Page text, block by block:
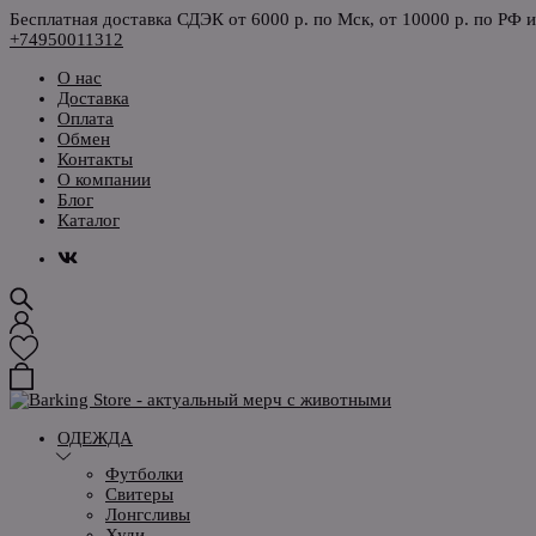
Бесплатная доставка СДЭК от 6000 р. по Мск, от 10000 р. по РФ
+74950011312
О нас
Доставка
Оплата
Обмен
Контакты
О компании
Блог
Каталог
ОДЕЖДА
Футболки
Свитеры
Лонгсливы